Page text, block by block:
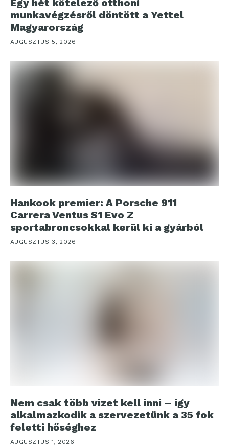
Egy hét kötelező otthoni
munkavégzésről döntött a Yettel
Magyarország
AUGUSZTUS 5, 2026
Hankook premier: A Porsche 911
Carrera Ventus S1 Evo Z
sportabroncsokkal kerül ki a gyárból
AUGUSZTUS 3, 2026
Nem csak több vizet kell inni – így
alkalmazkodik a szervezetünk a 35 fok
feletti hőséghez
AUGUSZTUS 1, 2026